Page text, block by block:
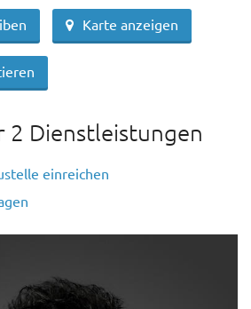
Karte anzeigen
2 Dienstleistungen
einreichen